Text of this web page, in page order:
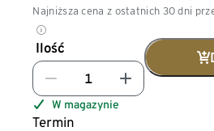
Najniższa cena z ostatnich 30 dni
Ilość
W magazynie
Termin